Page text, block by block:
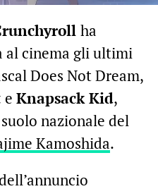
ha
al cinema gli ultimi
Does Not Dream,
e Knapsack Kid,
nazionale del
Kamoshida.